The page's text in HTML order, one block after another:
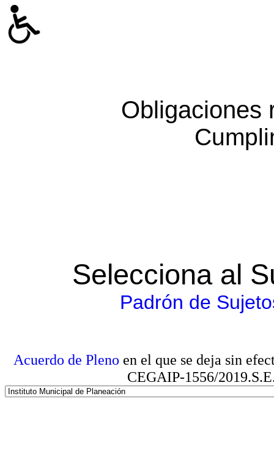
Obligaciones
Selecciona al
Padrón de
Acuerdo de Pleno en el que se deja sin
CEGAIP-1556/